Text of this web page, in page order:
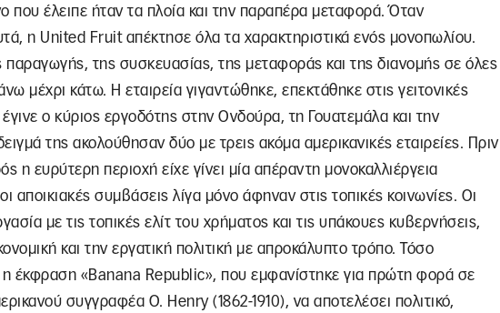
που έλειπε ήταν τα πλοία και την παραπέρα μεταφορά. Όταν
η United Fruit απέκτησε όλα τα χαρακτηριστικά ενός μονοπωλίου.
παραγωγής, της συσκευασίας, της μεταφοράς και της διανομής σε όλες
μέχρι κάτω. Η εταιρεία γιγαντώθηκε, επεκτάθηκε στις γειτονικές
ο κύριος εργοδότης στην Ονδούρα, τη Γουατεμάλα και την
της ακολούθησαν δύο με τρεις ακόμα αμερικανικές εταιρείες. Πριν
η ευρύτερη περιοχή είχε γίνει μία απέραντη μονοκαλλιέργεια
αποικιακές συμβάσεις λίγα μόνο άφηναν στις τοπικές κοινωνίες. Οι
με τις τοπικές ελίτ του χρήματος και τις υπάκουες κυβερνήσεις,
και την εργατική πολιτική με απροκάλυπτο τρόπο. Τόσο
έκφραση «Banana Republic», που εμφανίστηκε για πρώτη φορά σε
συγγραφέα Ο. Henry (1862-1910), να αποτελέσει πολιτικό,